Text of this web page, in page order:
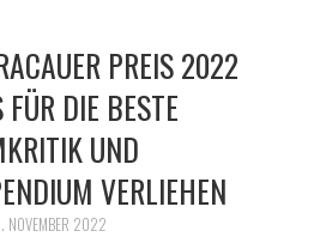
PREIS 2022
DIE BESTE
UND
VERLIEHEN
NOVEMBER 2022